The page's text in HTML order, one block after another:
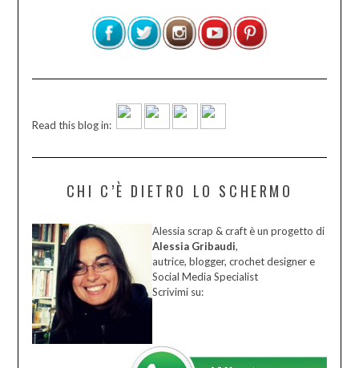
Read this blog in:
CHI C’È DIETRO LO SCHERMO
Alessia scrap & craft è un progetto di
Alessia Gribaudi,
autrice, blogger, crochet designer e
Social Media Specialist
Scrivimi su: